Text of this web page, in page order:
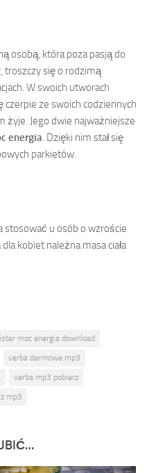
osobą, która poza pasją do
troszczy się o rodzimą
W swoich utworach
czerpie ze swoich codziennych
żyje. Jego dwie najważniejsze
energia. Dzięki nim stał się
parkietów.
stosować u osób o wzroście
kobiet należna masa ciała
moc energia download
verba darmowe mp3
verba mp3 pobierz
mp3